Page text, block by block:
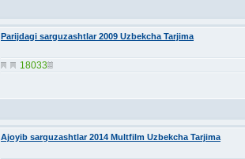
Parijdagi sarguzashtlar 2009 Uzbekcha Tarjima
18033
Ajoyib sarguzashtlar 2014 Multfilm Uzbekcha Tarjima